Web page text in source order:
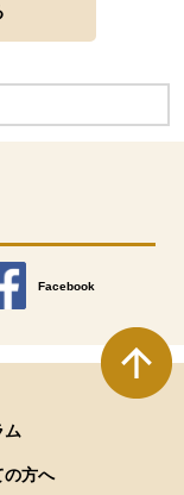
Facebook
別のウィンドウで開きます
ム
の方へ